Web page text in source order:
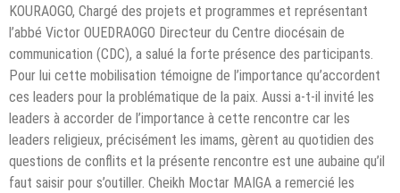
KOURAOGO, Chargé des projets et programmes et représentant
l’abbé Victor OUEDRAOGO Directeur du Centre diocésain de
communication (CDC), a salué la forte présence des participants.
Pour lui cette mobilisation témoigne de l’importance qu’accordent
ces leaders pour la problématique de la paix. Aussi a-t-il invité les
leaders à accorder de l’importance à cette rencontre car les
leaders religieux, précisément les imams, gèrent au quotidien des
questions de conflits et la présente rencontre est une aubaine qu’il
faut saisir pour s’outiller. Cheikh Moctar MAIGA a remercié les